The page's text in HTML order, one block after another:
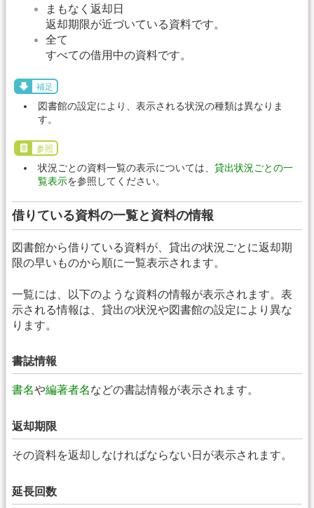
まもなく返却日
返却期限が近づいている資料です。
全て
すべての借用中の資料です。
補足
図書館の設定により、表示される状況の種類は異なりま
す。
参照
状況ごとの資料一覧の表示については、 貸出状況ごとの一
覧表示を参照してください。
借りている資料の一覧と資料の情報
図書館から借りている資料が、貸出の状況ごとに返却期
限の早いものから順に一覧表示されます。
一覧には、以下のような資料の情報が表示されます。表
示される情報は、貸出の状況や図書館の設定により異な
ります。
書誌情報
書名や編著者名などの書誌情報が表示されます。
返却期限
その資料を返却しなければならない日が表示されます。
延長回数